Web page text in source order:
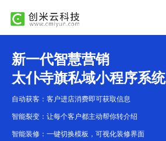
新一代智慧营销
太仆寺旗私域小程序系统
自动获客：客户进店消费即可获取信息
智能裂变：让每个客户都主动帮你转介绍
智能装修：一键切换模板，可视化装修界面